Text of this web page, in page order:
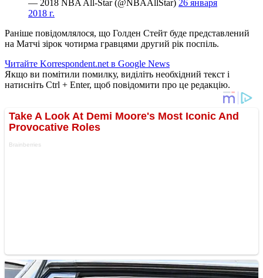
— 2018 NBA All-Star (@NBAAllStar) 26 января
2018 г.
Раніше повідомлялося, що Голден Стейт буде представлений
на Матчі зірок чотирма гравцями другий рік поспіль.
Читайте Korrespondent.net в Google News
Якщо ви помітили помилку, виділіть необхідний текст і
натисніть Ctrl + Enter, щоб повідомити про це редакцію.